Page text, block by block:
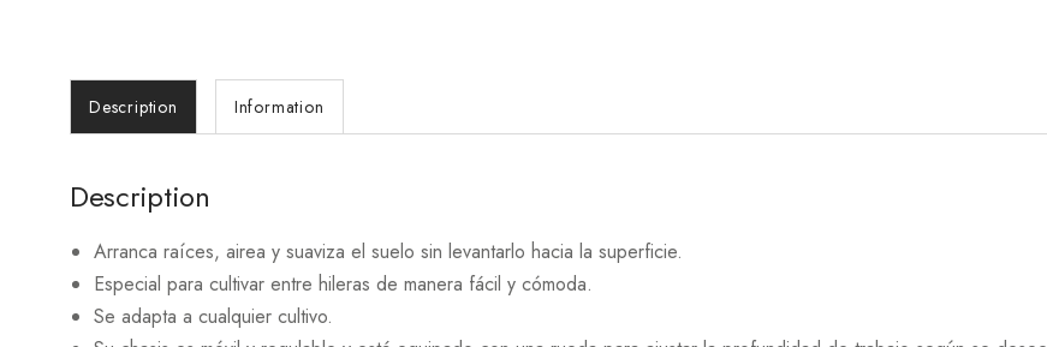
Description Information
Description
Arranca raíces, airea y suaviza el suelo sin levantarlo hacia la superficie.
Especial para cultivar entre hileras de manera fácil y cómoda.
Se adapta a cualquier cultivo.